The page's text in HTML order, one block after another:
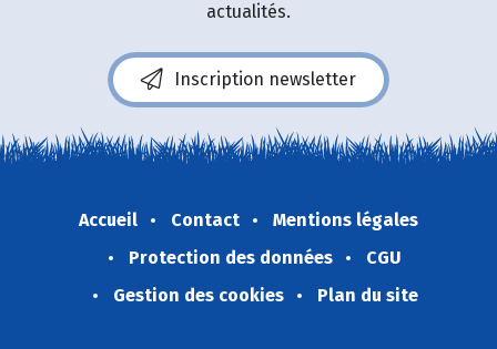
actualités.
Inscription newsletter
Accueil Contact
Mentions légales
Protection des données
CGU
Gestion des cookies
Plan du site